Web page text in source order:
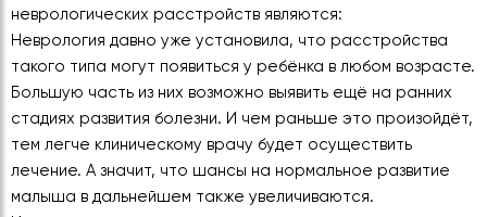
неврологических расстройств являются:
Неврология давно уже установила, что расстройства
такого типа могут появиться у ребёнка в любом возрасте.
Большую часть из них возможно выявить ещё на ранних
стадиях развития болезни. И чем раньше это произойдёт,
тем легче клиническому врачу будет осуществить
лечение. А значит, что шансы на нормальное развитие
малыша в дальнейшем также увеличиваются.